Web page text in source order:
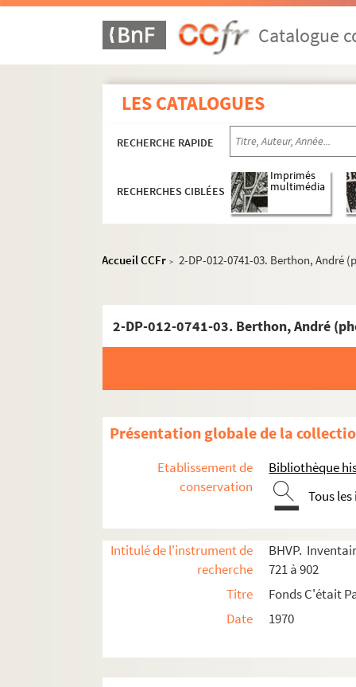
Catalogue
LES CATALOGUES
RECHERCHE RAPIDE
RECHERCHES CIBLÉES
Imprimés
multimédia
Accueil CCFr > 2-DP-012-0741-03. Berthon, André
2-DP-012-0741-03. Berthon, André
Présentation globale de la
Etablissement de
conservation
Bibliothèque
Tous
Intitulé de l'instrument de
recherche
BHVP.
721 à 902
Titre
Fonds C'était
Date
1970
eet 8e
arrondissements
, 6e, 7eet 8e
Carré 741